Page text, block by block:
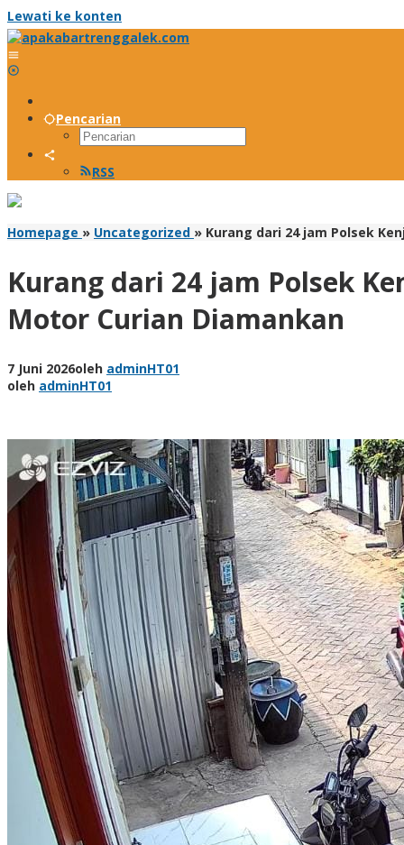
Lewati ke konten
Pencarian
RSS
Homepage » Uncategorized » Kurang dari 24 jam Polsek
Kurang dari 24 jam Polsek
Motor Curian Diamankan
7 Juni 2026oleh adminHT01
oleh adminHT01